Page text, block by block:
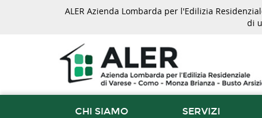
ALER Azienda Lombarda per l'Edilizia
di
CHI SIAMO SERVIZI